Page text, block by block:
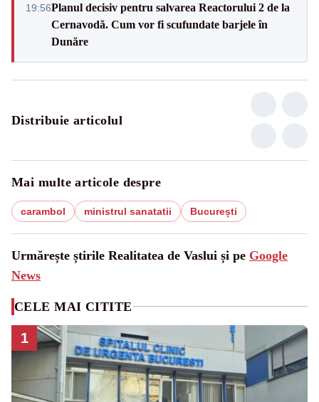
19:56Planul decisiv pentru salvarea Reactorului 2 de la
Cernavodă. Cum vor fi scufundate barjele în
Dunăre
Distribuie articolul
Mai multe articole despre
carambol ministrul sanatatii București
Urmărește știrile Realitatea de Vaslui și pe Google
News
CELE MAI CITITE
1